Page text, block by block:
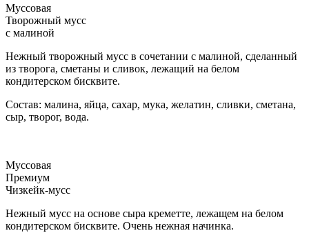
Муссовая
Творожный мусс
с малиной
Нежный творожный мусс в сочетании с малиной, сделанный
из творога, сметаны и сливок, лежащий на белом
кондитерском бисквите.
Состав: малина, яйца, сахар, мука, желатин, сливки, сметана,
сыр, творог, вода.
Муссовая
Премиум
Чизкейк-мусс
Нежный мусс на основе сыра креметте, лежащем на белом
кондитерском бисквите. Очень нежная начинка.